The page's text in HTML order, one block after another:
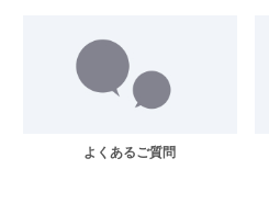
よくあるご質問